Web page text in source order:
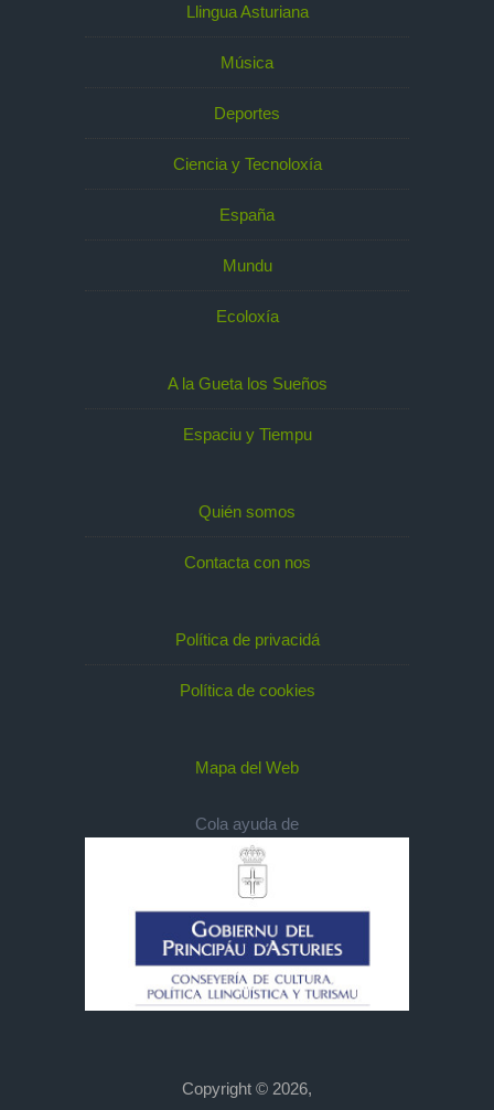
Llingua Asturiana
Música
Deportes
Ciencia y Tecnoloxía
España
Mundu
Ecoloxía
A la Gueta los Sueños
Espaciu y Tiempu
Quién somos
Contacta con nos
Política de privacidá
Política de cookies
Mapa del Web
Cola ayuda de
Copyright © 2026,